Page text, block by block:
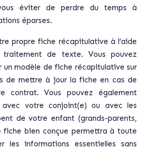
éviter de perdre du temps à
éparses.
propre fiche récapitulative à l’aide
traitement de texte. Vous pouvez
un modèle de fiche récapitulative sur
de mettre à jour la fiche en cas de
contrat. Vous pouvez également
votre conjoint(e) ou avec les
de votre enfant (grands-parents,
fiche bien conçue permettra à toute
les informations essentielles sans